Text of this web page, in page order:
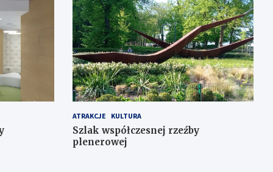
ATRAKCJE KULTURA
Szlak współczesnej rzeźby
plenerowej